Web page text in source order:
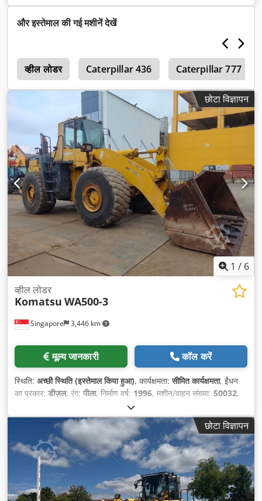
और इस्तेमाल की गई मशीनें देखें
व्हील लोडर Caterpillar 436 Caterpillar 777
छोटा विज्ञापन
1 / 6
Singapore 3,446 km
व्हील लोडर
Komatsu WA500-3
मूल्य जानकारी कॉल करें
स्थिति: अच्छी स्थिति (इस्तेमाल किया हुआ), कार्यक्षमता:सीमित कार्यक्षमता, ईंधन
का प्रकार: डीज़ल, रंग: पीला, निर्माण वर्ष: 1996, मशीन/वाहन संख्या: 50032,
छोटा विज्ञापन